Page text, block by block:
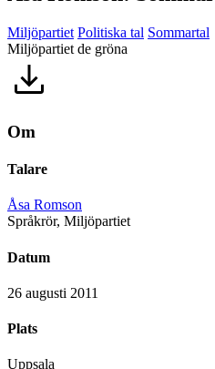
Miljöpartiet Politiska tal Sommartal
Miljöpartiet de gröna
Om
Talare
Åsa Romson
Språkrör, Miljöpartiet
Datum
26 augusti 2011
Plats
Uppsala